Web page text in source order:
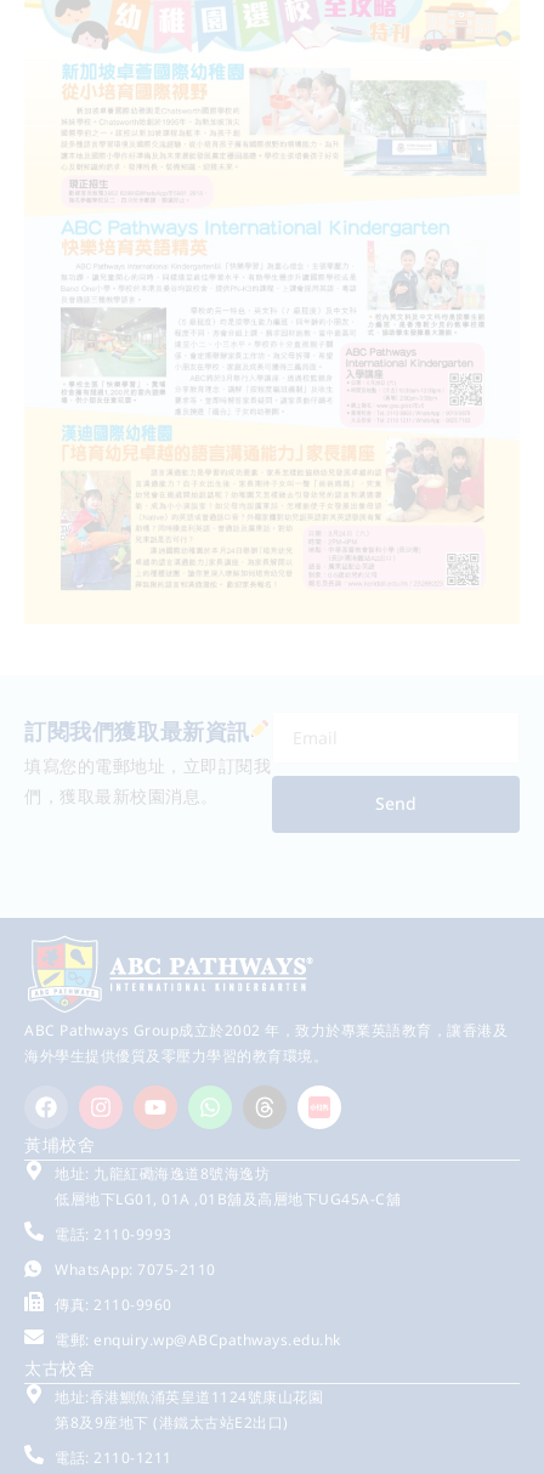
訂閱我們獲取最新資訊
填寫您的電郵地址，立即訂閱我
們，獲取最新校園消息。
Send
ABC Pathways Group成立於2002 年，致力於專業英語教育，讓香港及
海外學生提供優質及零壓力學習的教育環境。
黃埔校舍
地址: 九龍紅磡海逸道8號海逸坊
低層地下LG01, 01A ,01B舖及高層地下UG45A-C舖
電話: 2110-9993
WhatsApp: 7075-2110
傳真: 2110-9960
電郵: enquiry.wp@ABCpathways.edu.hk
太古校舍
地址:香港鰂魚涌英皇道1124號康山花園
第8及9座地下 (港鐵太古站E2出口)
電話: 2110-1211